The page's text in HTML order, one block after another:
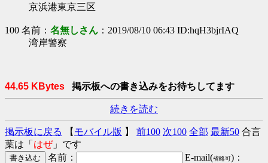
京浜港東京三区
100 名前： 名無しさん ：2019/08/10 06:43 ID:hqH3bjrIAQ
湾岸警察
44.65 KBytes 掲示板への書き込みをお待ちしてます
続きを読む
掲示板に戻る 【 モバイル版 】 前100 次100 全部 最新50 合言
葉は「 はぜ」です
名前：
E-mail(省略可)：